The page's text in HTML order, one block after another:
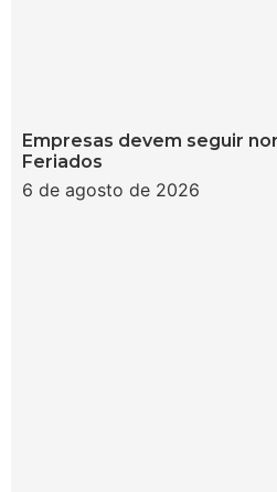
Empresas devem seguir
Feriados
6 de agosto de 2026